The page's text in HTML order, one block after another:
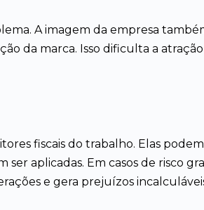
A imagem da empresa
da marca. Isso dificulta a
fiscais do trabalho. Elas
ser aplicadas. Em casos de risco
e gera prejuízos